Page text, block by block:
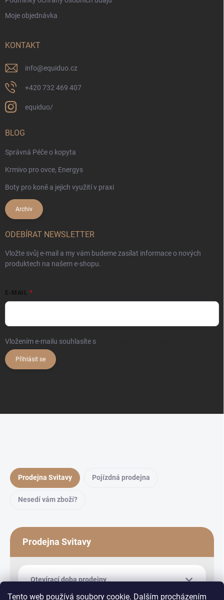
Tento web používá soubory cookie. Dalším procházením
Moje objednávka
KONTAKT
info@equiduo.cz
+420 732 469 407
equiduo/
BLOG
Správná Péče o kopyta
Krmivo pro ovce, Energys
Boty pro koně a jejich využití v praxi
Archiv
ODEBÍRAT NEWSLETTER
Vložte svůj e-mail a my vám budeme zasílat informace o nových
produktech na našem e-shopu.
E-MAIL
Vložením e-mailu souhlasíte s
Přihlásit se
Prodejna Svitavy Pojízdná prodejna
Nesedí vám zboží?
Prodejna Svitavy
Otevírací doba prodejny